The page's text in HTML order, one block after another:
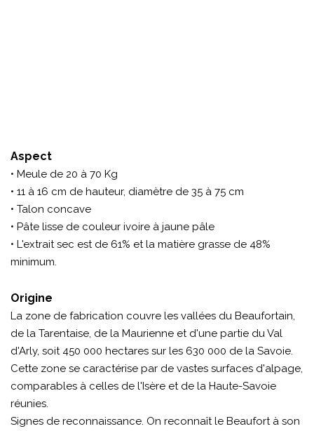
Aspect
• Meule de 20 à 70 Kg
• 11 à 16 cm de hauteur, diamètre de 35 à 75 cm
• Talon concave
• Pâte lisse de couleur ivoire à jaune pâle
• L'extrait sec est de 61% et la matière grasse de 48%
minimum.
Origine
La zone de fabrication couvre les vallées du Beaufortain,
de la Tarentaise, de la Maurienne et d'une partie du Val
d'Arly, soit 450 000 hectares sur les 630 000 de la Savoie.
Cette zone se caractérise par de vastes surfaces d'alpage,
comparables à celles de l'Isère et de la Haute-Savoie
réunies.
Signes de reconnaissance. On reconnaît le Beaufort à son